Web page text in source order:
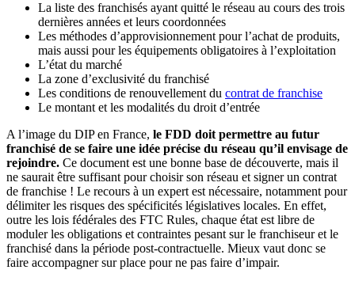
La liste des franchisés ayant quitté le réseau au cours des trois
dernières années et leurs coordonnées
Les méthodes d’approvisionnement pour l’achat de produits,
mais aussi pour les équipements obligatoires à l’exploitation
L’état du marché
La zone d’exclusivité du franchisé
Les conditions de renouvellement du contrat de franchise
Le montant et les modalités du droit d’entrée
A l’image du DIP en France, le FDD doit permettre au futur
franchisé de se faire une idée précise du réseau qu’il envisage de
rejoindre. Ce document est une bonne base de découverte, mais il
ne saurait être suffisant pour choisir son réseau et signer un contrat
de franchise ! Le recours à un expert est nécessaire, notamment pour
délimiter les risques des spécificités législatives locales. En effet,
outre les lois fédérales des FTC Rules, chaque état est libre de
moduler les obligations et contraintes pesant sur le franchiseur et le
franchisé dans la période post-contractuelle. Mieux vaut donc se
faire accompagner sur place pour ne pas faire d’impair.